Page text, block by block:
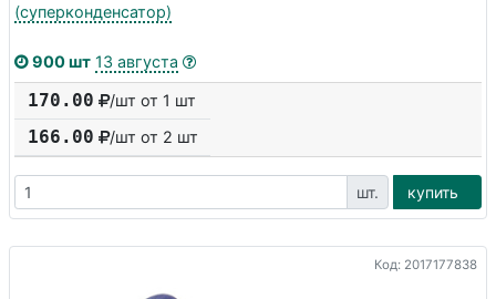
(суперконденсатор)
900 шт 13 августа
170.00 /шт от 1 шт
166.00 /шт от 2 шт
шт. купить
Код: 2017177838